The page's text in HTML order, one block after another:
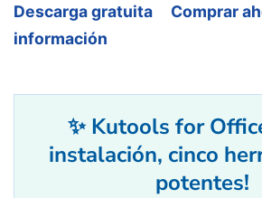
Descarga gratuita Comprar
información
✨ Kutools for
instalación, cinco
potentes!